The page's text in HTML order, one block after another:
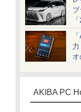
AKIBA PC